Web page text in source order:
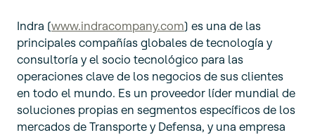
Indra (www.indracompany.com) es una de las
principales compañías globales de tecnología y
consultoría y el socio tecnológico para las
operaciones clave de los negocios de sus clientes
en todo el mundo. Es un proveedor líder mundial de
soluciones propias en segmentos específicos de los
mercados de Transporte y Defensa, y una empresa